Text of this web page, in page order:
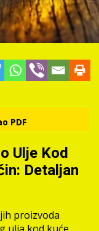
PDF
Ulje Kod
Detaljan
proizvoda